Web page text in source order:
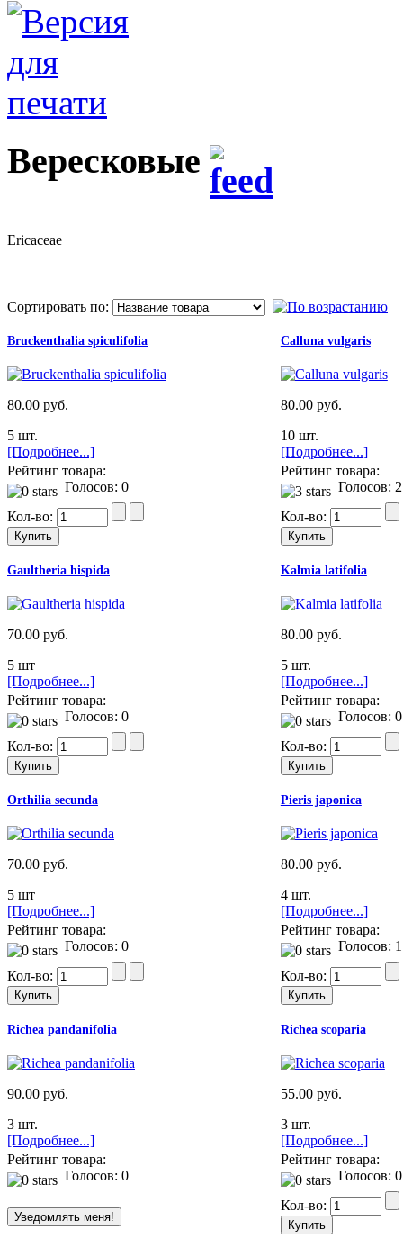
Вересковые
Ericaceae
Сортировать по:
Bruckenthalia spiculifolia
80.00 руб.
5 шт.
[Подробнее...]
Рейтинг товара:
Голосов: 0
Кол-во:
Calluna vulgaris
80.00 руб.
10 шт.
[Подробнее...]
Рейтинг товара:
Голосов: 2
Кол-во:
Gaultheria hispida
70.00 руб.
5 шт
[Подробнее...]
Рейтинг товара:
Голосов: 0
Кол-во:
Kalmia latifolia
80.00 руб.
5 шт.
[Подробнее...]
Рейтинг товара:
Голосов: 0
Кол-во:
Orthilia secunda
70.00 руб.
5 шт
[Подробнее...]
Рейтинг товара:
Голосов: 0
Кол-во:
Pieris japonica
80.00 руб.
4 шт.
[Подробнее...]
Рейтинг товара:
Голосов: 1
Кол-во:
Richea pandanifolia
90.00 руб.
3 шт.
[Подробнее...]
Рейтинг товара:
Голосов: 0
Richea scoparia
55.00 руб.
3 шт.
[Подробнее...]
Рейтинг товара:
Голосов: 0
Кол-во: